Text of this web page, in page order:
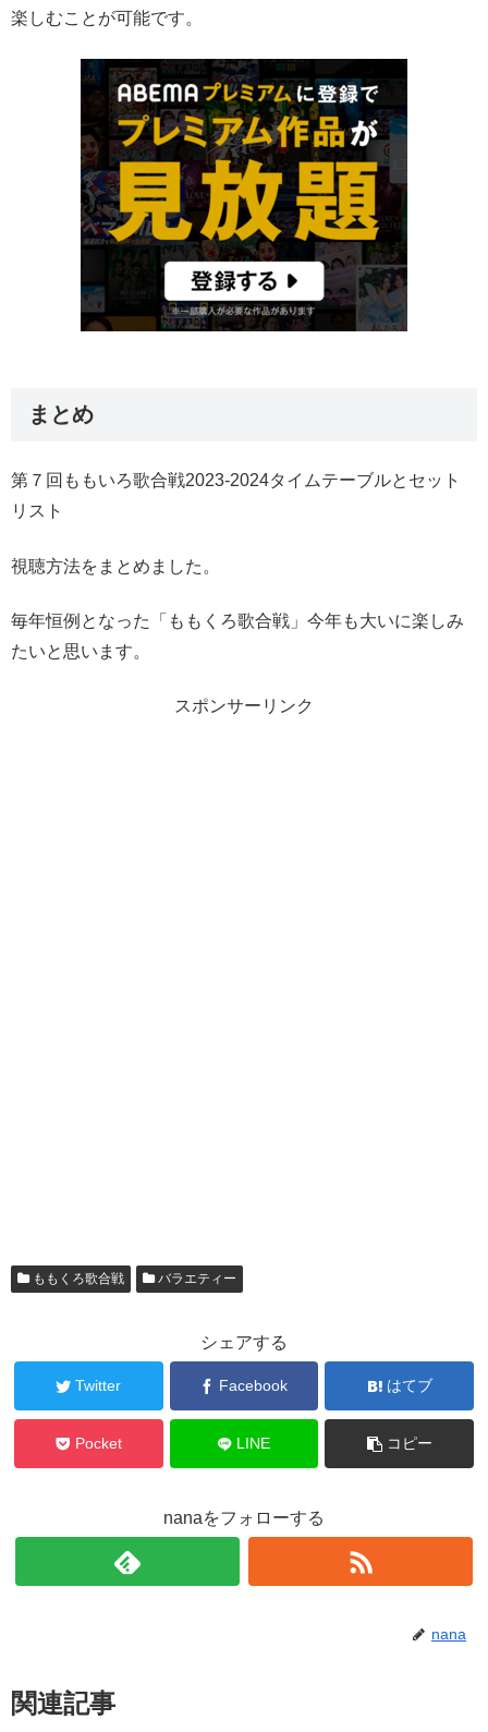
楽しむことが可能です。
まとめ
第７回ももいろ歌合戦2023-2024タイムテーブルとセット
リスト
視聴方法をまとめました。
毎年恒例となった「ももくろ歌合戦」今年も大いに楽しみ
たいと思います。
スポンサーリンク
ももくろ歌合戦 バラエティー
シェアする
Twitter Facebook はてブ
Pocket LINE コピー
nanaをフォローする
nana
関連記事